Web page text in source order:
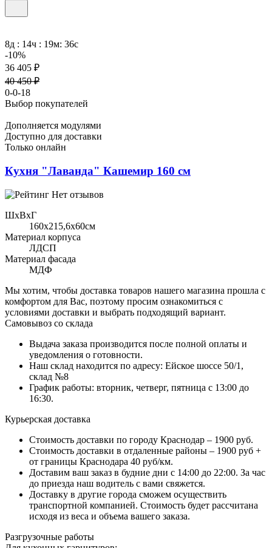
8д : 14ч : 19м: 36с
-10%
36 405 ₽
40 450 ₽
0-0-18
Выбор покупателей
Дополняется модулями
Доступно для доставки
Только онлайн
Кухня "Лаванда" Кашемир 160 см
Нет отзывов
ШхВхГ
160x215,6х60см
Материал корпуса
ЛДСП
Материал фасада
МДФ
Мы хотим, чтобы доставка товаров нашего магазина прошла с
комфортом для Вас, поэтому просим ознакомиться с
условиями доставки и выбрать подходящий вариант.
Самовывоз со склада
Выдача заказа производится после полной оплаты и
уведомления о готовности.
Наш склад находится по адресу: Ейское шоссе 50/1,
склад №8
График работы: вторник, четверг, пятница с 13:00 до
16:30.
Курьерская доставка
Стоимость доставки по городу Краснодар – 1900 руб.
Стоимость доставки в отдаленные районы – 1900 руб +
от границы Краснодара 40 руб/км.
Доставим ваш заказ в будние дни с 14:00 до 22:00. За час
до приезда наш водитель с вами свяжется.
Доставку в другие города сможем осуществить
транспортной компанией. Стоимость будет рассчитана
исходя из веса и объема вашего заказа.
Разгрузочные работы